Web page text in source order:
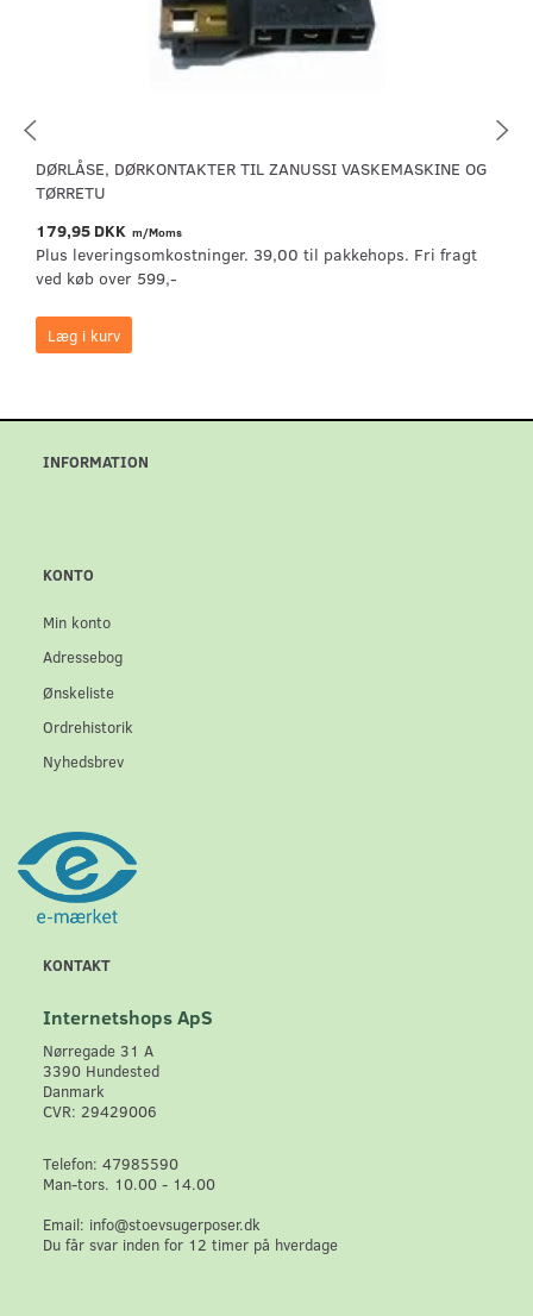
DØRLÅSE, DØRKONTAKTER TIL ZANUSSI VASKEMASKINE OG
TØRRETU
179,95 DKK m/Moms
Plus leveringsomkostninger. 39,00 til pakkehops. Fri fragt
ved køb over 599,-
Læg i kurv
INFORMATION
KONTO
Min konto
Adressebog
Ønskeliste
Ordrehistorik
Nyhedsbrev
KONTAKT
Internetshops ApS
Nørregade 31 A
3390 Hundested
Danmark
CVR: 29429006
Telefon: 47985590
Man-tors. 10.00 - 14.00
Email: info@stoevsugerposer.dk
Du får svar inden for 12 timer på hverdage